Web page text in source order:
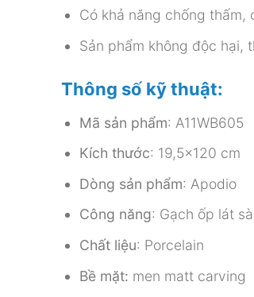
Có khả năng chống
Sản phẩm không độc hại,
Thông số kỹ thuật:
Mã sản phẩm: A11WB605
Kích thước: 19,5×120 cm
Dòng sản phẩm: Apodio
Công năng: Gạch ốp lát
Chất liệu: Porcelain
Bề mặt: men matt carving